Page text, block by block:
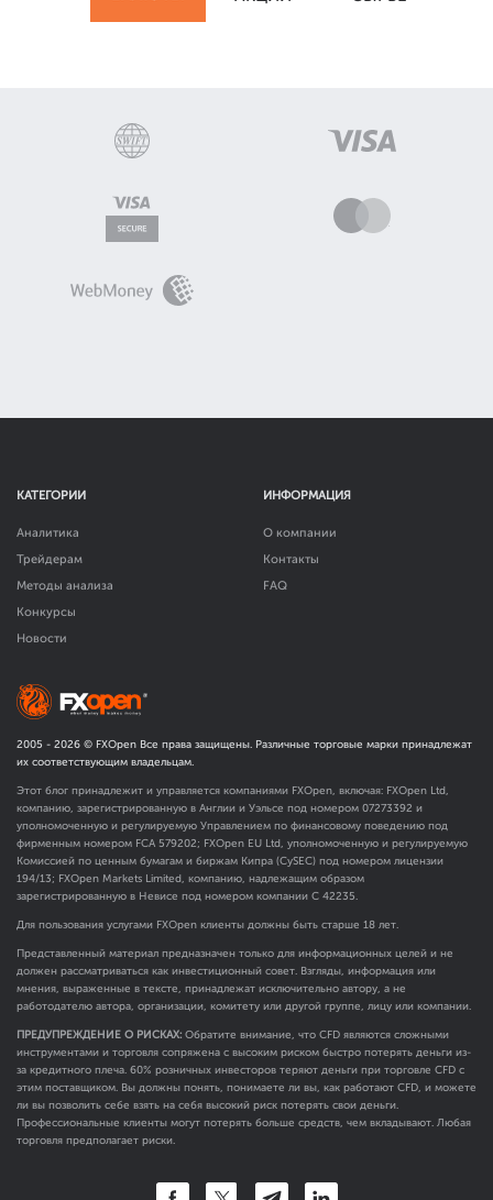
КАТЕГОРИИ
Аналитика
Трейдерам
Методы анализа
Конкурсы
Новости
ИНФОРМАЦИЯ
О компании
Контакты
FAQ
2005 - 2026 © FXOpen Все права защищены. Различные торговые марки принадлежат
их соответствующим владельцам.
Этот блог принадлежит и управляется компаниями FXOpen, включая: FXOpen Ltd,
компанию, зарегистрированную в Англии и Уэльсе под номером 07273392 и
уполномоченную и регулируемую Управлением по финансовому поведению под
фирменным номером FCA 579202; FXOpen EU Ltd, уполномоченную и регулируемую
Комиссией по ценным бумагам и биржам Кипра (CySEC) под номером лицензии
194/13; FXOpen Markets Limited, компанию, надлежащим образом
зарегистрированную в Невисе под номером компании C 42235.
Для пользования услугами FXOpen клиенты должны быть старше 18 лет.
Представленный материал предназначен только для информационных целей и не
должен рассматриваться как инвестиционный совет. Взгляды, информация или
мнения, выраженные в тексте, принадлежат исключительно автору, а не
работодателю автора, организации, комитету или другой группе, лицу или компании.
ПРЕДУПРЕЖДЕНИЕ О РИСКАХ: Обратите внимание, что CFD являются сложными
инструментами и торговля сопряжена с высоким риском быстро потерять деньги из-
за кредитного плеча. 60% розничных инвесторов теряют деньги при торговле CFD с
этим поставщиком. Вы должны понять, понимаете ли вы, как работают CFD, и можете
ли вы позволить себе взять на себя высокий риск потерять свои деньги.
Профессиональные клиенты могут потерять больше средств, чем вкладывают. Любая
торговля предполагает риски.